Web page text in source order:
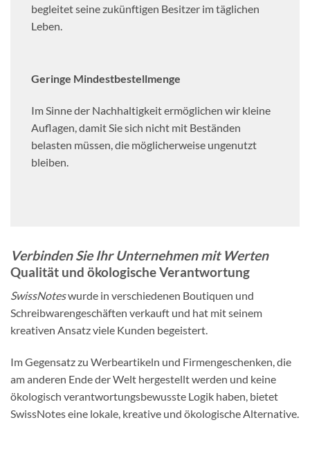
begleitet seine zukünftigen Besitzer im täglichen
Leben.
Geringe Mindestbestellmenge
Im Sinne der Nachhaltigkeit ermöglichen wir kleine
Auflagen, damit Sie sich nicht mit Beständen
belasten müssen, die möglicherweise ungenutzt
bleiben.
Verbinden Sie Ihr Unternehmen mit Werten
Qualität und ökologische Verantwortung
SwissNoteswurde in verschiedenen Boutiquen und
Schreibwarengeschäften verkauft und hat mit seinem
kreativen Ansatz viele Kunden begeistert.
Im Gegensatz zu Werbeartikeln und Firmengeschenken, die
am anderen Ende der Welt hergestellt werden und keine
ökologisch verantwortungsbewusste Logik haben, bietet
SwissNotes eine lokale, kreative und ökologische Alternative.